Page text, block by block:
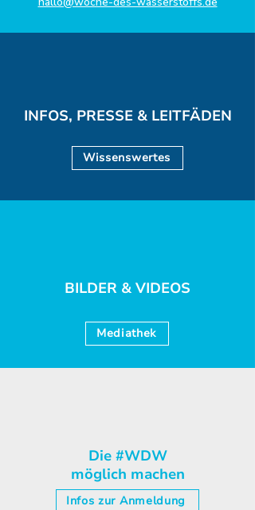
INFOS, PRESSE & LEITFÄDEN
Wissenswertes
BILDER & VIDEOS
Mediathek
Die #WDW
möglich machen
Infos zur Anmeldung